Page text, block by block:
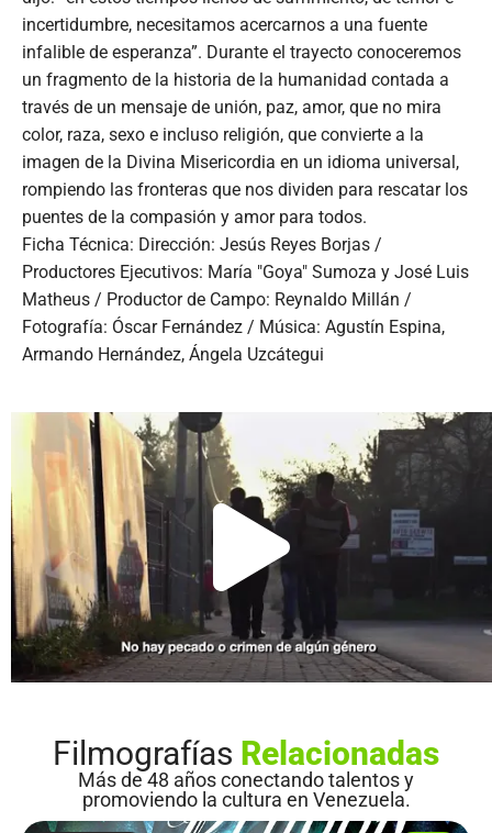
incertidumbre, necesitamos acercarnos a una fuente
infalible de esperanza”. Durante el trayecto conoceremos
un fragmento de la historia de la humanidad contada a
través de un mensaje de unión, paz, amor, que no mira
color, raza, sexo e incluso religión, que convierte a la
imagen de la Divina Misericordia en un idioma universal,
rompiendo las fronteras que nos dividen para rescatar los
puentes de la compasión y amor para todos.
Ficha Técnica: Dirección: Jesús Reyes Borjas /
Productores Ejecutivos: María "Goya" Sumoza y José Luis
Matheus / Productor de Campo: Reynaldo Millán /
Fotografía: Óscar Fernández / Música: Agustín Espina,
Armando Hernández, Ángela Uzcátegui
Filmografías Relacionadas
Más de 48 años conectando talentos y
promoviendo la cultura en Venezuela.